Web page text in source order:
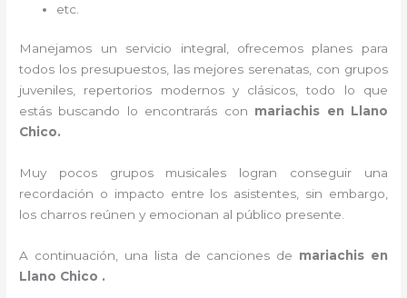
etc.
Manejamos un servicio integral, ofrecemos planes para
todos los presupuestos, las mejores serenatas, con grupos
juveniles, repertorios modernos y clásicos, todo lo que
estás buscando lo encontrarás con mariachis en Llano
Chico.
Muy pocos grupos musicales logran conseguir una
recordación o impacto entre los asistentes, sin embargo,
los charros reúnen y emocionan al público presente.
A continuación, una lista de canciones de mariachis en
Llano Chico .